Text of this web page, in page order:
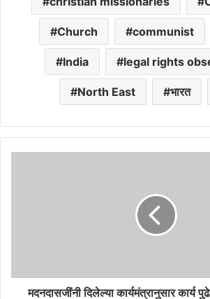
Church communist
India legal rights
North East भारत
मदनदासजींनी दिलेल्या कार्यमंत्रानुसार कार्य